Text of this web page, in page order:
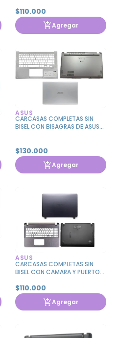
$110.000
Agregar
ASUS
CARCASAS COMPLETAS SIN
BISEL CON BISAGRAS DE ASUS
$130.000
Agregar
ASUS
CARCASAS COMPLETAS SIN
BISEL CON CAMARA Y PUERTO
A507
$110.000
Agregar